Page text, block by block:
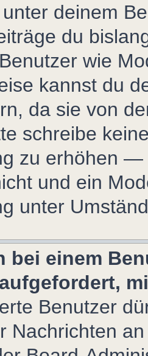
deinem
du
wie
kannst du
da sie von
schreibe
zu erhöhen
und ein
unter
bei einem
Benutzer
Nachrichten